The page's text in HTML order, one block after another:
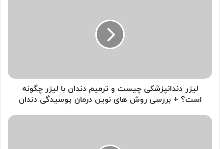
چگونه
است؟
روش
لیزر دندانپزشکی چیست و ترمیم دندان با لیزر چگونه
است؟ + بررسی روش های نوین درمان پوسیدگی دندان
درباره